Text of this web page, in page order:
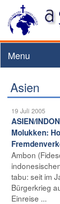
Menu
Asien
19 Juli 2005
ASIEN/
Molukken:
Ambon
tabu: seit im
Bürgerkrieg
Einreise ...